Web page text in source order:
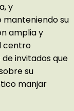
y
manteniendo su
amplia y
centro
invitados que
su
manjar